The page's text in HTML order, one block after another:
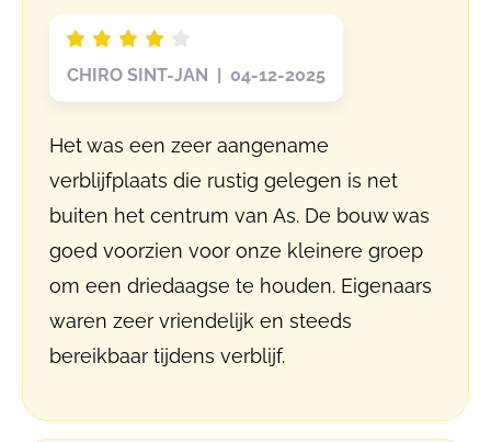
CHIRO SINT-JAN | 04-12-2025
Het was een zeer aangename
verblijfplaats die rustig gelegen is net
buiten het centrum van As. De bouw was
goed voorzien voor onze kleinere groep
om een driedaagse te houden. Eigenaars
waren zeer vriendelijk en steeds
bereikbaar tijdens verblijf.